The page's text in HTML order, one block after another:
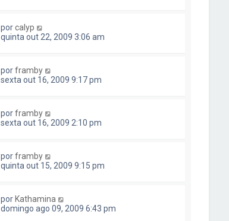
porcalyp
quinta out 22, 2009 3:06 am
porframby
sexta out 16, 2009 9:17 pm
porframby
sexta out 16, 2009 2:10 pm
porframby
quinta out 15, 2009 9:15 pm
por Kathamina
domingo ago 09, 2009 6:43 pm